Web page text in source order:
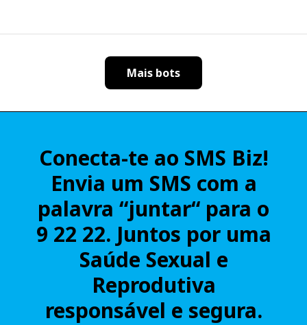
Mais bots
Conecta-te ao SMS Biz!
Envia um SMS com a
palavra “juntar“ para o
9 22 22. Juntos por uma
Saúde Sexual e
Reprodutiva
responsável e segura.